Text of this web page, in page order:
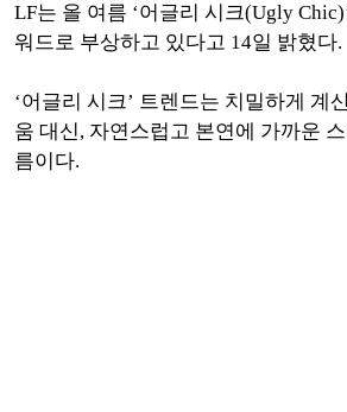
LF는 올 여름 ‘어글리 시크(Ugly
워드로 부상하고 있다고 14일 밝혔다.
‘어글리 시크’ 트렌드는 치밀하게 계
움 대신, 자연스럽고 본연에 가까운
름이다.